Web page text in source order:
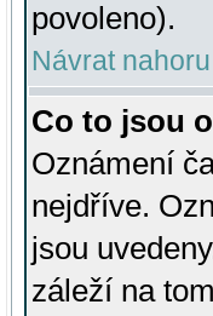
povoleno).
Návrat nahoru
Co to jsou
Oznámení
nejdříve.
jsou
záleží na